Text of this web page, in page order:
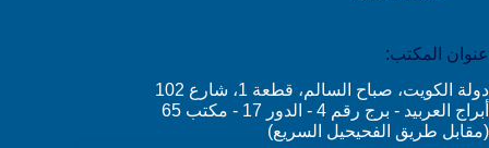
عنوان المكتب:
دولة الكويت، صباح السالم، قطعة 1، شارع 102
أبراج العربيد - برج رقم 4 - الدور 17 - مكتب 65
(مقابل طريق الفحيحيل السريع)